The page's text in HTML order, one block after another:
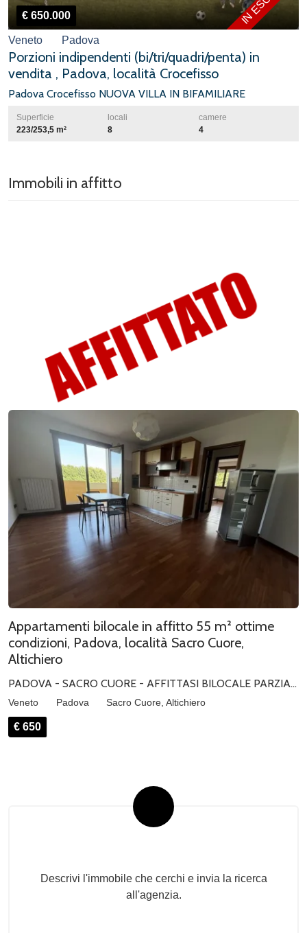
€ 650.000
Veneto Padova
Porzioni indipendenti (bi/tri/quadri/penta) in
vendita , Padova, località Crocefisso
Padova Crocefisso NUOVA VILLA IN BIFAMILIARE
Superficie
223/253,5 m²
locali
8
camere
4
Immobili in affitto
Appartamenti bilocale in affitto 55 m² ottime
condizioni, Padova, località Sacro Cuore,
Altichiero
PADOVA - SACRO CUORE - AFFITTASI BILOCALE PARZIALMENTE ARREDATO
Veneto Padova Sacro Cuore, Altichiero
€ 650
Descrivi l'immobile che cerchi e invia la ricerca
all'agenzia.